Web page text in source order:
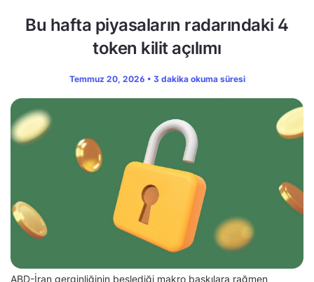
Bu hafta piyasaların radarındaki 4
token kilit açılımı
Temmuz 20, 2026 • 3 dakika okuma süresi
ABD-İran gerginliğinin beslediği makro baskılara rağmen